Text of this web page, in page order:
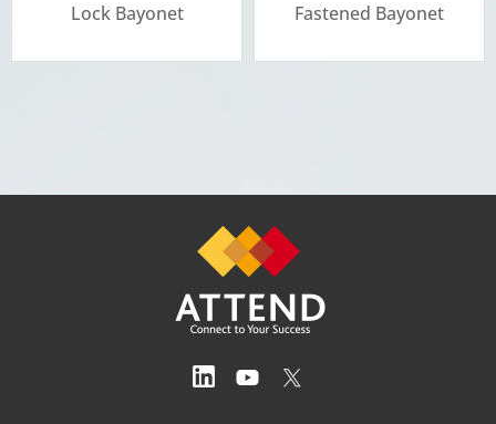
Lock Bayonet
Fastened Bayonet